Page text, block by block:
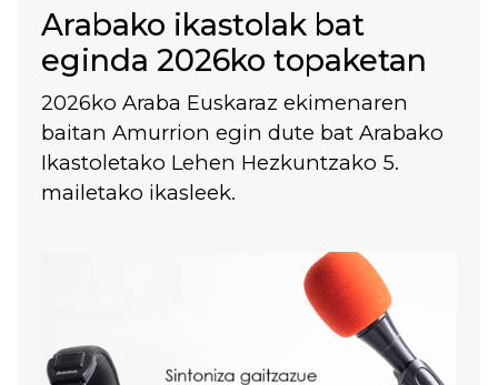
Arabako ikastolak bat
eginda 2026ko topaketan
2026ko Araba Euskaraz ekimenaren
baitan Amurrion egin dute bat Arabako
Ikastoletako Lehen Hezkuntzako 5.
mailetako ikasleek.